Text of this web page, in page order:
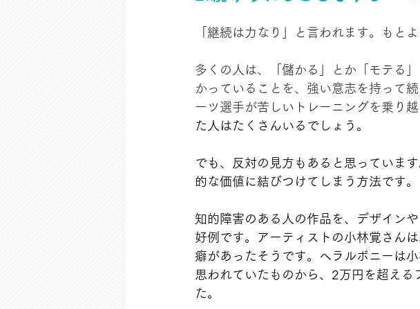
「継続は力なり」と言われます。もと
多くの人は、「儲かる」とか「モテる
かっていることを、強い意志を持って
ーツ選手が苦しいトレーニングを乗り越
た人はたくさんいるでしょう。
でも、反対の見方もあると思っていま
的な価値に結びつけてしまう方法です。
知的障害のある人の作品を、デザイン
好例です。アーティストの小林覚さん
癖があったそうです。ヘラルボニーは
思われていたものから、2万円を超え
た。